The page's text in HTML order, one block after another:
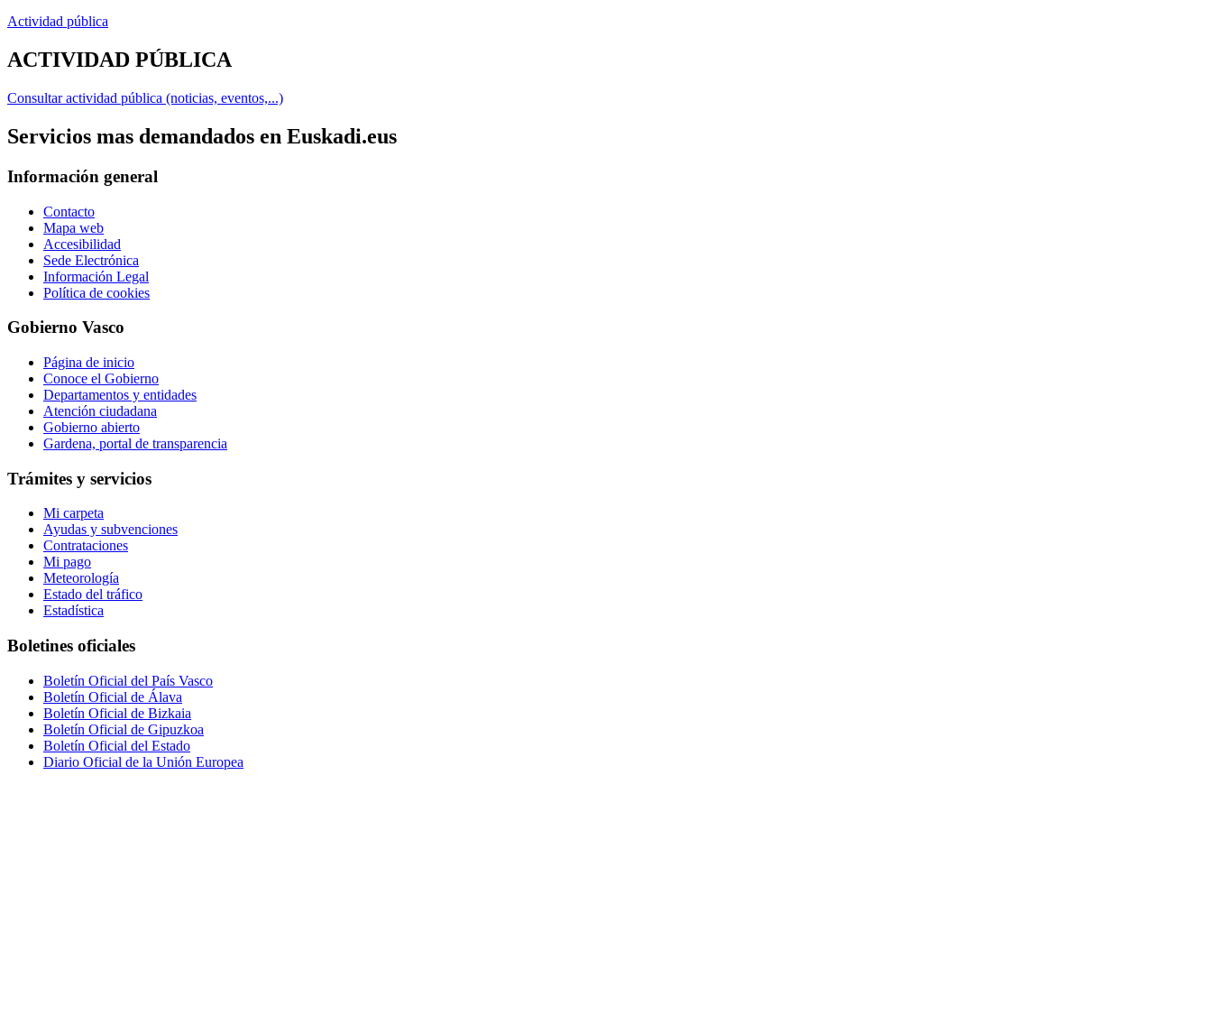
Actividad pública
ACTIVIDAD PÚBLICA
Consultar actividad pública (noticias, eventos,...)
Servicios mas demandados en Euskadi.eus
Información general
Contacto
Mapa web
Accesibilidad
Sede Electrónica
Información Legal
Política de cookies
Gobierno Vasco
Página de inicio
Conoce el Gobierno
Departamentos y entidades
Atención ciudadana
Gobierno abierto
Gardena, portal de transparencia
Trámites y servicios
Mi carpeta
Ayudas y subvenciones
Contrataciones
Mi pago
Meteorología
Estado del tráfico
Estadística
Boletines oficiales
Boletín Oficial del País Vasco
Boletín Oficial de Álava
Boletín Oficial de Bizkaia
Boletín Oficial de Gipuzkoa
Boletín Oficial del Estado
Diario Oficial de la Unión Europea